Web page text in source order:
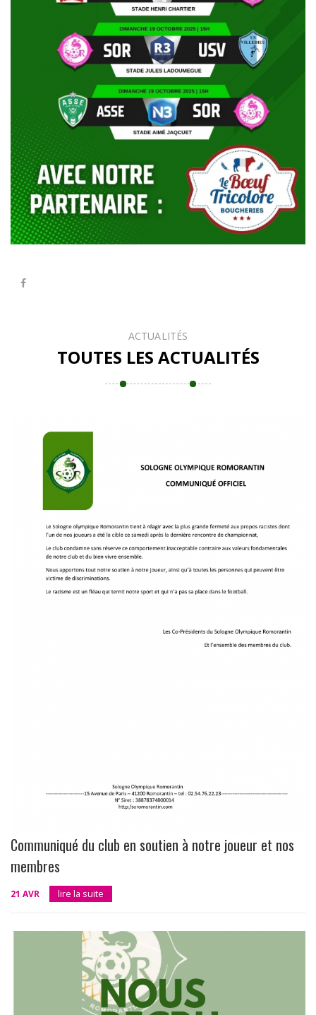
ACTUALITÉS
TOUTES LES ACTUALITÉS
Communiqué du club en soutien à notre joueur et nos
membres
21 AVR lire la suite